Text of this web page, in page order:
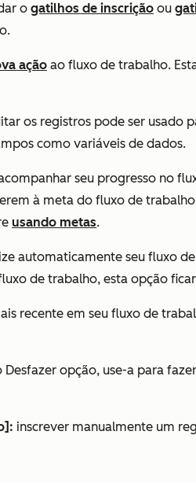
o gatilhos de inscrição ou
ação ao fluxo de trabalho.
os registros pode ser usado
como variáveis de dados.
seu progresso no
à meta do fluxo de
usando metas.
automaticamente seu fluxo
de trabalho, esta opção
recente em seu fluxo de
Desfazer opção, use-a para
inscrever manualmente um